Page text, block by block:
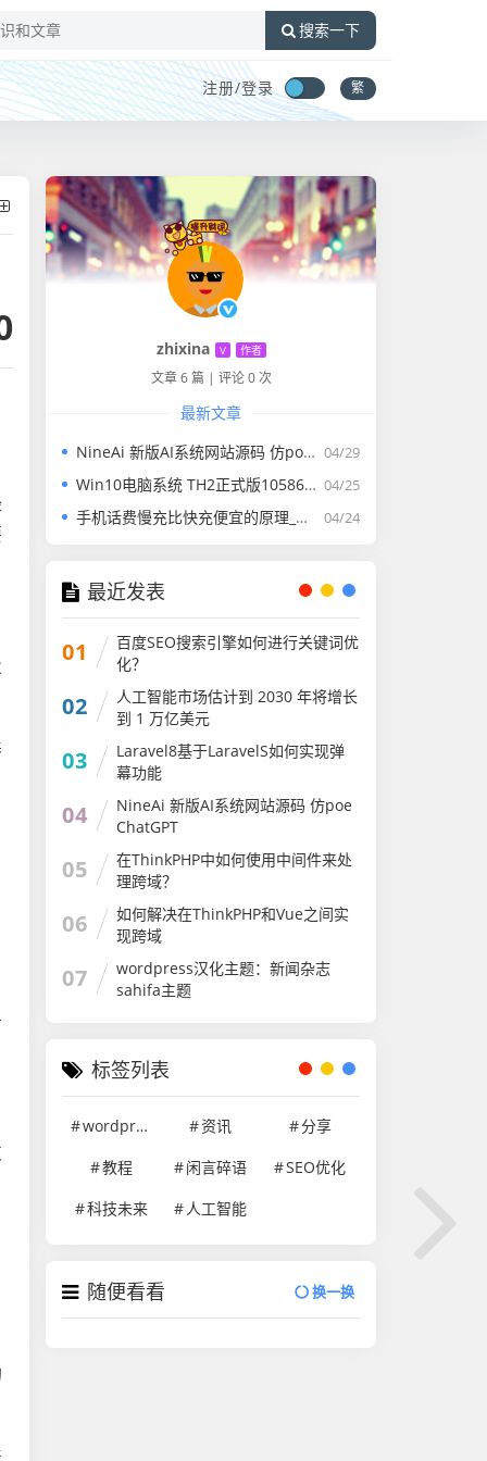
搜索一下
注册/登录 繁
zhixina V 作者
文章 6 篇 | 评论 0 次
最新文章
04/29
NineAi 新版AI系统网站源码 仿poe ChatGPT
04/25
Win10电脑系统 TH2正式版10586装机32/64位专业版
04/24
手机话费慢充比快充便宜的原理_话费充值
最近发表
01
百度SEO搜索引擎如何进行关键词优
化？
02
人工智能市场估计到 2030 年将增长
到 1 万亿美元
03
Laravel8基于LaravelS如何实现弹
幕功能
04
NineAi 新版AI系统网站源码 仿poe
ChatGPT
05
在ThinkPHP中如何使用中间件来处
理跨域？
06
如何解决在ThinkPHP和Vue之间实
现跨域
07
wordpress汉化主题：新闻杂志
sahifa主题
标签列表
wordpress 资讯
分享
教程
闲言碎语
SEO优化
科技未来
人工智能
随便看看 换一换